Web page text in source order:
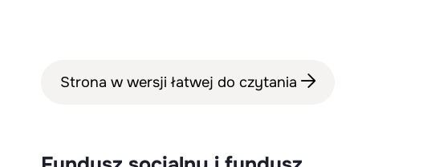
Strona w wersji łatwej do czytania